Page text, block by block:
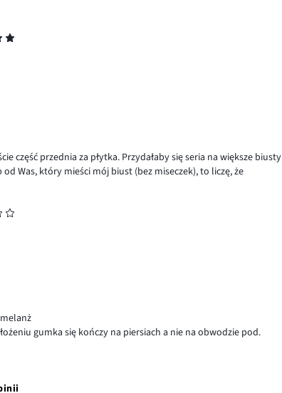
część przednia za płytka. Przydałaby się seria na większe biusty
Was, który mieści mój biust (bez miseczek), to liczę, że
gumka się kończy na piersiach a nie na obwodzie pod.